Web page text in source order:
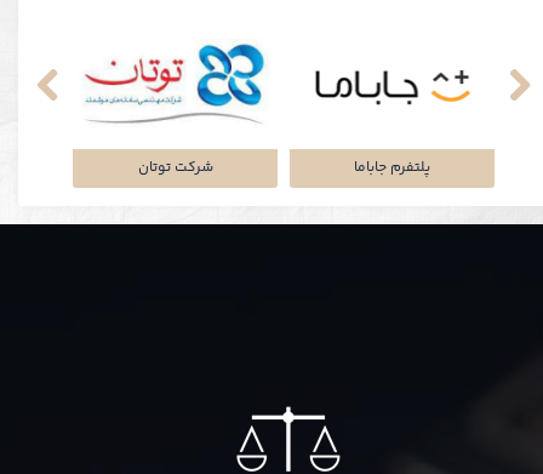
شرکت توتان پلتفرم جاباما